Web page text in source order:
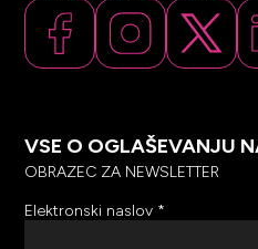
VSE O OGLAŠEVANJU
OBRAZEC ZA NEWSLETTER
Elektronski naslov *